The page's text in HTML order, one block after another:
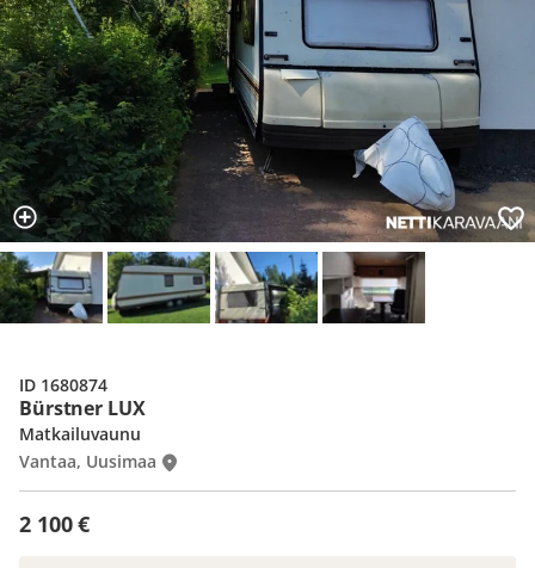
Bürstner LUX
2 100 €
Matkailuvaunu
Vantaa, Uusimaa
ID 1680874